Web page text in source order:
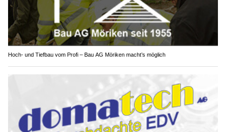
Hoch- und Tiefbau vom Profi – Bau AG Möriken macht’s möglich